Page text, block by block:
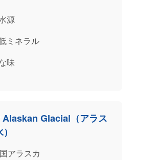
源
ミネラル
味
Glacial（アラス
アラスカ